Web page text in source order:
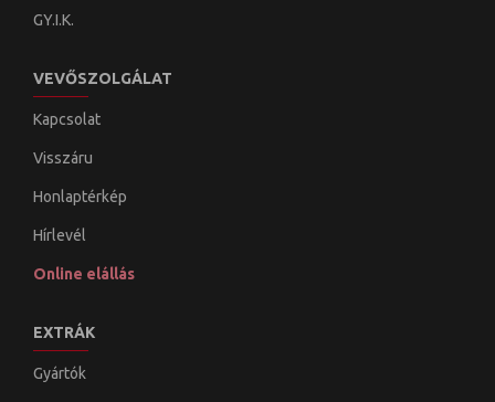
GY.I.K.
VEVŐSZOLGÁLAT
Kapcsolat
Visszáru
Honlaptérkép
Hírlevél
Online elállás
EXTRÁK
Gyártók